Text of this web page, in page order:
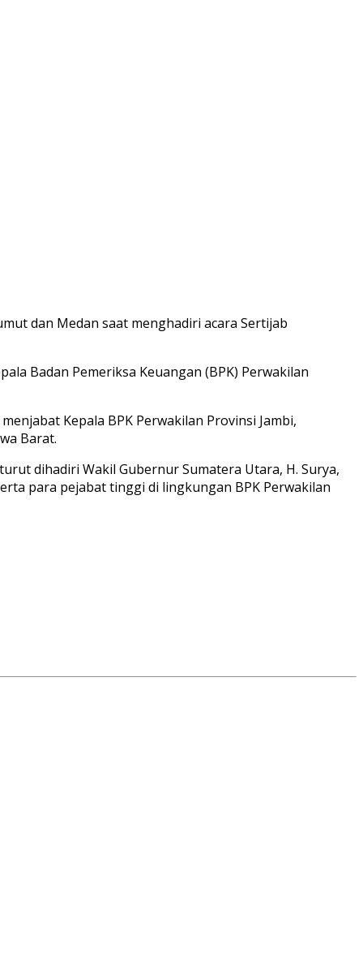
dan Medan saat menghadiri acara Sertijab
Badan Pemeriksa Keuangan (BPK) Perwakilan
Kepala BPK Perwakilan Provinsi Jambi,
Barat.
dihadiri Wakil Gubernur Sumatera Utara, H. Surya,
para pejabat tinggi di lingkungan BPK Perwakilan